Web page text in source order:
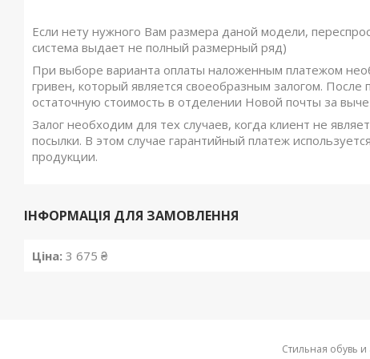
Если нету нужного Вам размера даной модели,
система выдает не полный размерный ряд)
При выборе варианта оплаты наложенным платежом
гривен, который является своеобразным залогом.
остаточную стоимость в отделении Новой почты за
Залог необходим для тех случаев, когда клиент не
посылки. В этом случае гарантийный платеж
продукции.
ІНФОРМАЦІЯ ДЛЯ ЗАМОВЛЕННЯ
Ціна: 3 675 ₴